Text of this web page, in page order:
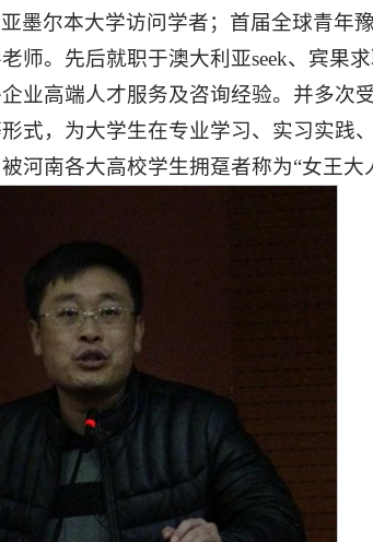
墨尔本大学访问学者；首届全球青年
师。先后就职于澳大利亚seek、宾果求
业高端人才服务及咨询经验。并多次
式，为大学生在专业学习、实习实践
河南各大高校学生拥趸者称为“女王大